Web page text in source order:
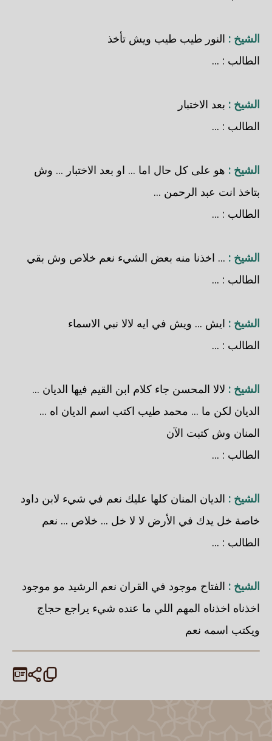
الشيخ : النور طيب طيب ويش تأخذ
الطالب : ...
الشيخ : بعد الاختبار
الطالب : ...
الشيخ : هو على كل حال اما ... او بعد الاختبار ... وش
بتاخذ انت عبد الرحمن ...
الطالب : ...
الشيخ : ... اخذنا منه بعض الشيء نعم خلاص وش بقي
الطالب : ...
الشيخ : ايش ... ويش في ايه لالا نبي الاسماء
الطالب : ...
الشيخ : لالا المحسن جاء كلام ابن القيم فيها الديان ...
الديان لكن ما ... محمد طيب اكتب اسم الديان اه ...
المنان وش كتبت الآن
الطالب : ...
الشيخ : الديان المنان كلها عليك نعم في شيء لابن داود
خاصة خل يدك في الأرض لا لا خل ... خلاص ... نعم
الطالب : ...
الشيخ : الفتاح موجود في القران نعم الرشيد مو موجود
اخذناه اخذناه المهم اللي ما عنده شيء يراجع حجاج
ويكتب اسمه نعم